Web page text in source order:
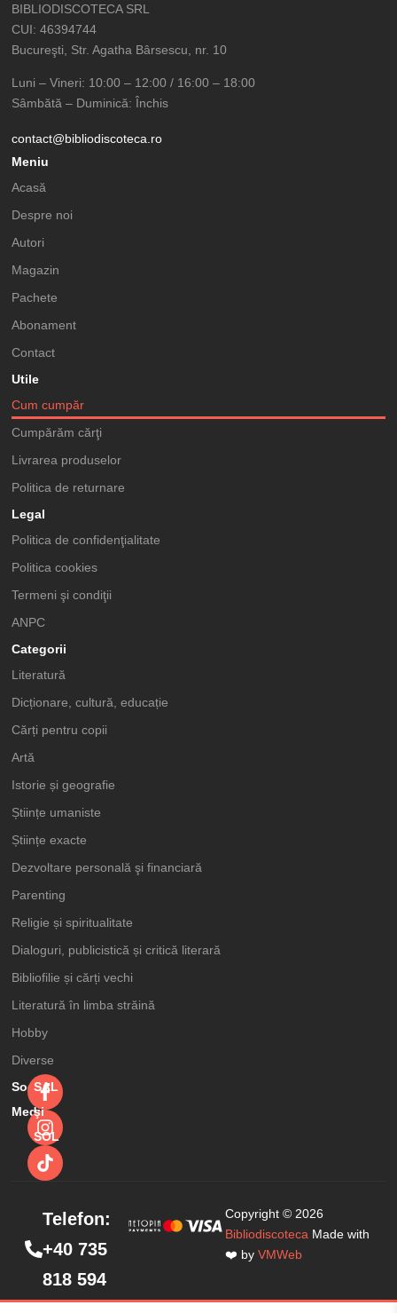
BIBLIODISCOTECA SRL
CUI: 46394744
Bucureşti, Str. Agatha Bârsescu, nr. 10
Luni – Vineri: 10:00 – 12:00 / 16:00 – 18:00
Sâmbătă – Duminică: Închis
contact@bibliodiscoteca.ro
Meniu
Acasă
Despre noi
Autori
Magazin
Pachete
Abonament
Contact
Utile
Cum cumpăr
Cumpărăm cărţi
Livrarea produselor
Politica de returnare
Legal
Politica de confidenţialitate
Politica cookies
Termeni şi condiţii
ANPC
Categorii
Literatură
Dicționare, cultură, educație
Cărți pentru copii
Artă
Istorie și geografie
Științe umaniste
Științe exacte
Dezvoltare personală şi financiară
Parenting
Religie și spiritualitate
Dialoguri, publicistică și critică literară
Bibliofilie și cărți vechi
Literatură în limba străină
Hobby
Diverse
Social
Media
SAL
şi
SOL
Copyright © 2026
Bibliodiscoteca Made with
❤️ byVMWeb
Telefon:
+40 735
818 594